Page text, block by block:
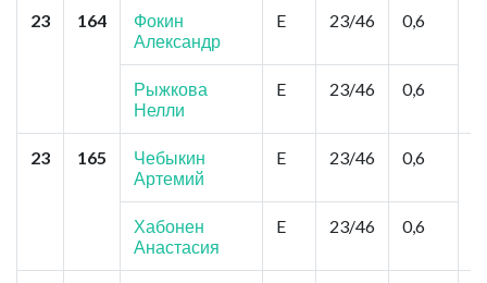
23 164
Фокин
Александр
E 23/46 0,6
Рыжкова
Нелли
E 23/46 0,6
23 165
Чебыкин
Артемий
E 23/46 0,6
Хабонен
Анастасия
E 23/46 0,6